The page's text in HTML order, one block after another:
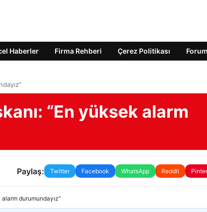
Haberler Firma Rehberi Çerez Politikası Forum
“En yüksek alarm
Paylaş: Twitter Facebook WhatsApp Reddit
durumundayız”